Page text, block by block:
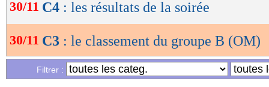
30/11 C4 : les résultats de la soirée
30/11 C3 : le classement du groupe B (OM)
30/11 C3: Marseille 4-3 Ajax (fini)
Filtrer :